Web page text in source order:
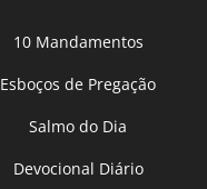
10 Mandamentos
Esboços de Pregação
Salmo do Dia
Devocional Diário